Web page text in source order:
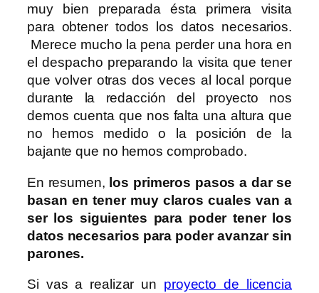
muy bien preparada ésta primera visita
para obtener todos los datos necesarios.
Merece mucho la pena perder una hora en
el despacho preparando la visita que tener
que volver otras dos veces al local porque
durante la redacción del proyecto nos
demos cuenta que nos falta una altura que
no hemos medido o la posición de la
bajante que no hemos comprobado.
En resumen, los primeros pasos a dar se
basan en tener muy claros cuales van a
ser los siguientes para poder tener los
datos necesarios para poder avanzar sin
parones.
Si vas a realizar un proyecto de licencia